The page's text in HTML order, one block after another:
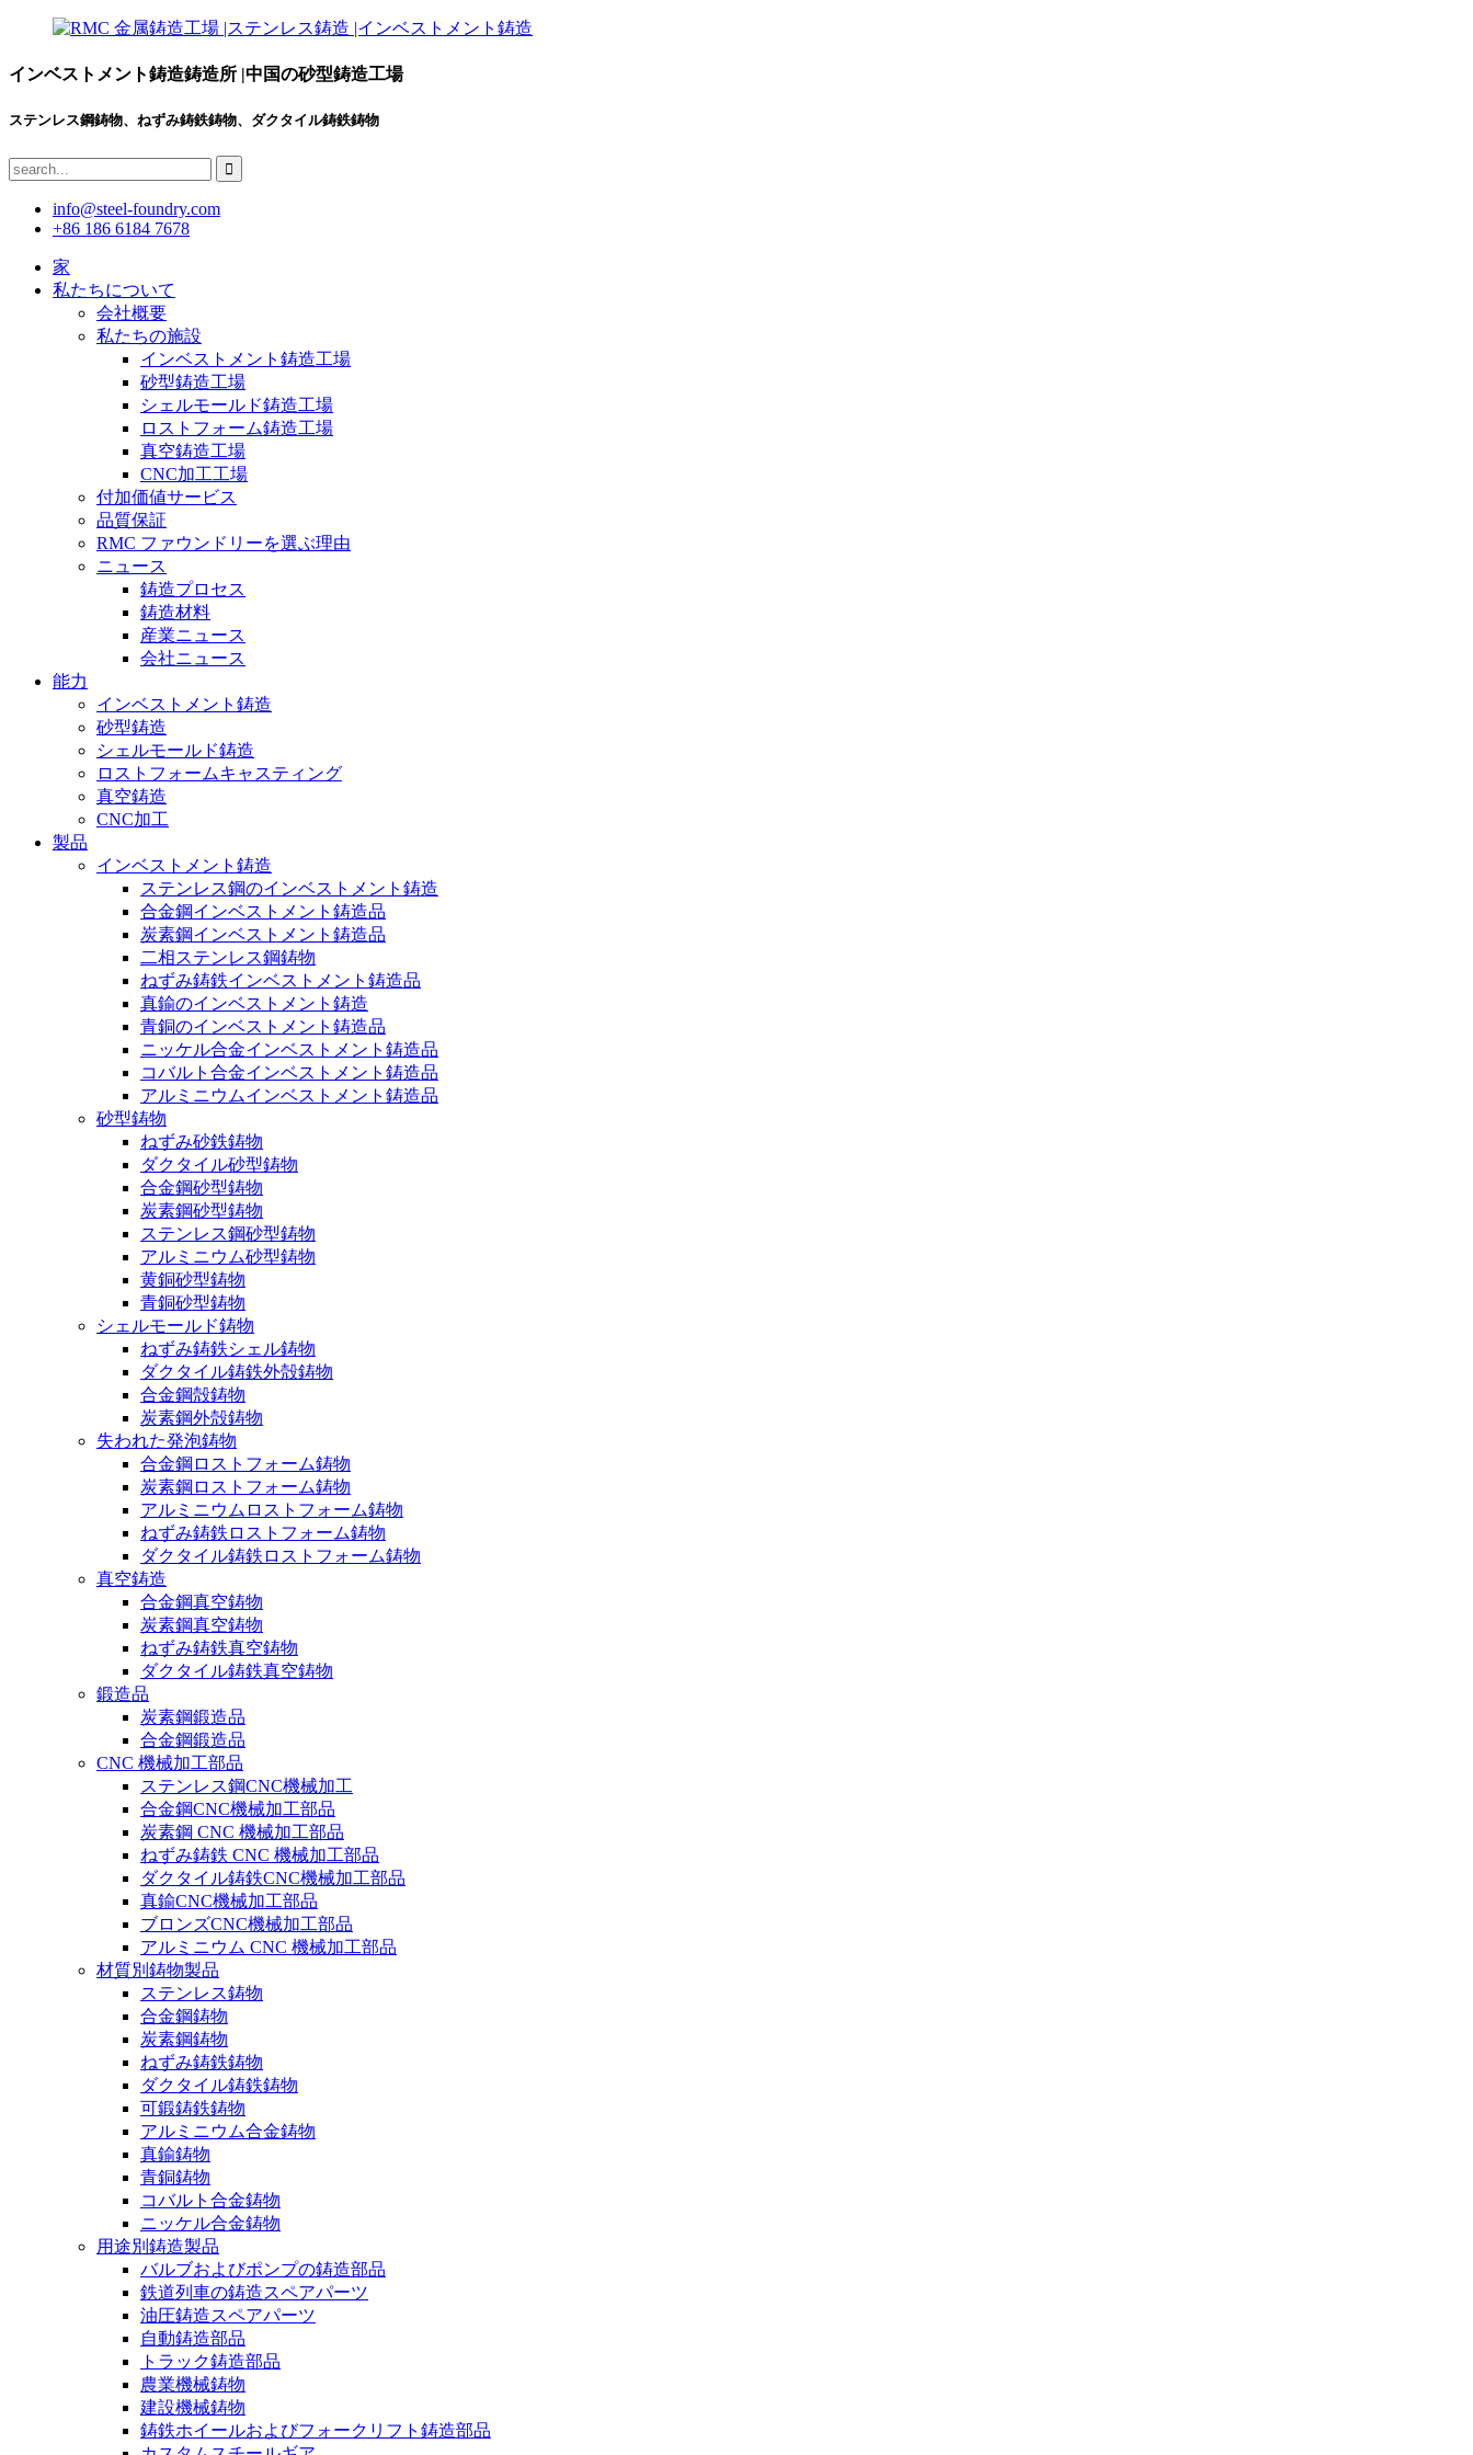
インベストメント鋳造鋳造所 |中国の砂型鋳造工場
ステンレス鋼鋳物、ねずみ鋳鉄鋳物、ダクタイル鋳鉄鋳物
info@steel-foundry.com
+86 186 6184 7678
家
私たちについて
会社概要
私たちの施設
インベストメント鋳造工場
砂型鋳造工場
シェルモールド鋳造工場
ロストフォーム鋳造工場
真空鋳造工場
CNC加工工場
付加価値サービス
品質保証
RMC ファウンドリーを選ぶ理由
ニュース
鋳造プロセス
鋳造材料
産業ニュース
会社ニュース
能力
インベストメント鋳造
砂型鋳造
シェルモールド鋳造
ロストフォームキャスティング
真空鋳造
CNC加工
製品
インベストメント鋳造
ステンレス鋼のインベストメント鋳造
合金鋼インベストメント鋳造品
炭素鋼インベストメント鋳造品
二相ステンレス鋼鋳物
ねずみ鋳鉄インベストメント鋳造品
真鍮のインベストメント鋳造
青銅のインベストメント鋳造品
ニッケル合金インベストメント鋳造品
コバルト合金インベストメント鋳造品
アルミニウムインベストメント鋳造品
砂型鋳物
ねずみ砂鉄鋳物
ダクタイル砂型鋳物
合金鋼砂型鋳物
炭素鋼砂型鋳物
ステンレス鋼砂型鋳物
アルミニウム砂型鋳物
黄銅砂型鋳物
青銅砂型鋳物
シェルモールド鋳物
ねずみ鋳鉄シェル鋳物
ダクタイル鋳鉄外殻鋳物
合金鋼殻鋳物
炭素鋼外殻鋳物
失われた発泡鋳物
合金鋼ロストフォーム鋳物
炭素鋼ロストフォーム鋳物
アルミニウムロストフォーム鋳物
ねずみ鋳鉄ロストフォーム鋳物
ダクタイル鋳鉄ロストフォーム鋳物
真空鋳造
合金鋼真空鋳物
炭素鋼真空鋳物
ねずみ鋳鉄真空鋳物
ダクタイル鋳鉄真空鋳物
鍛造品
炭素鋼鍛造品
合金鋼鍛造品
CNC 機械加工部品
ステンレス鋼CNC機械加工
合金鋼CNC機械加工部品
炭素鋼 CNC 機械加工部品
ねずみ鋳鉄 CNC 機械加工部品
ダクタイル鋳鉄CNC機械加工部品
真鍮CNC機械加工部品
ブロンズCNC機械加工部品
アルミニウム CNC 機械加工部品
材質別鋳物製品
ステンレス鋳物
合金鋼鋳物
炭素鋼鋳物
ねずみ鋳鉄鋳物
ダクタイル鋳鉄鋳物
可鍛鋳鉄鋳物
アルミニウム合金鋳物
真鍮鋳物
青銅鋳物
コバルト合金鋳物
ニッケル合金鋳物
用途別鋳造製品
バルブおよびポンプの鋳造部品
鉄道列車の鋳造スペアパーツ
油圧鋳造スペアパーツ
自動鋳造部品
トラック鋳造部品
農業機械鋳物
建設機械鋳物
鋳鉄ホイールおよびフォークリフト鋳造部品